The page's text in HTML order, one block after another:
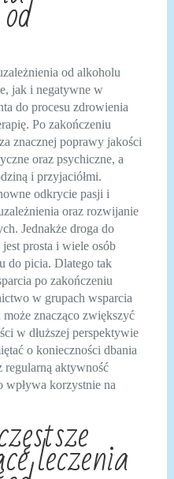
od alkoholu
jak i negatywne w
do procesu zdrowienia
Po zakończeniu
znacznej poprawy jakości
oraz psychiczne, a
i przyjaciółmi.
odkrycie pasji i
oraz rozwijanie
Jednakże droga do
prosta i wiele osób
do picia. Dlatego tak
po zakończeniu
w grupach wsparcia
znacząco zwiększyć
w dłuższej perspektywie
o konieczności dbania
regularną aktywność
wpływa korzystnie na
leczenia